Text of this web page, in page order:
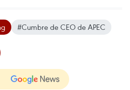
#Cumbre de CEO de APEC